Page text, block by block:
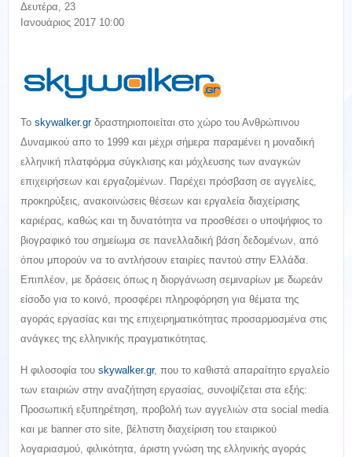
Δευτέρα, 23
Ιανουάριος 2017 10:00
Το skywalker.grδραστηριοποιείται στο χώρο του Ανθρώπινου
Δυναμικού απο το 1999 και μέχρι σήμερα παραμένει η μοναδική
ελληνική πλατφόρμα σύγκλισης και μόχλευσης των αναγκών
επιχειρήσεων και εργαζομένων. Παρέχει πρόσβαση σε αγγελίες,
προκηρύξεις, ανακοινώσεις θέσεων και εργαλεία διαχείρισης
καριέρας, καθώς και τη δυνατότητα να προσθέσει ο υποψήφιος το
βιογραφικό του σημείωμα σε πανελλαδική βάση δεδομένων, από
όπου μπορούν να το αντλήσουν εταιρίες παντού στην Ελλάδα.
Επιπλέον, με δράσεις όπως η διοργάνωση σεμιναρίων με δωρεάν
είσοδο για το κοινό, προσφέρει πληροφόρηση για θέματα της
αγοράς εργασίας και της επιχειρηματικότητας προσαρμοσμένα στις
ανάγκες της ελληνικής πραγματικότητας.
Η φιλοσοφία του skywalker.gr, που το καθιστά απαραίτητο εργαλείο
των εταιριών στην αναζήτηση εργασίας, συνοψίζεται στα εξής:
Προσωπική εξυπηρέτηση, προβολή των αγγελιών στα social media
και με banner στο site, βέλτιστη διαχείριση του εταιρικού
λογαριασμού, φιλικότητα, άριστη γνώση της ελληνικής αγοράς